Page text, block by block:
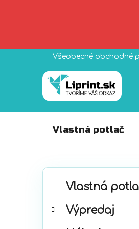
Všeobecné obchodné
Vlastná potlač
B
Preskočiť
kategórie
e
Vlastná
Výpredaj